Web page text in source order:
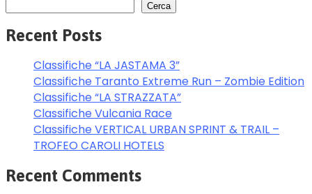
Cerca
Recent Posts
Classifiche “LA JASTAMA 3”
Classifiche Taranto Extreme Run – Zombie Edition
Classifiche “LA STRAZZATA”
Classifiche Vulcania Race
Classifiche VERTICAL URBAN SPRINT & TRAIL –
TROFEO CAROLI HOTELS
Recent Comments